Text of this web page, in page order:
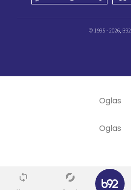
© 1995 - 2026, B92
✕